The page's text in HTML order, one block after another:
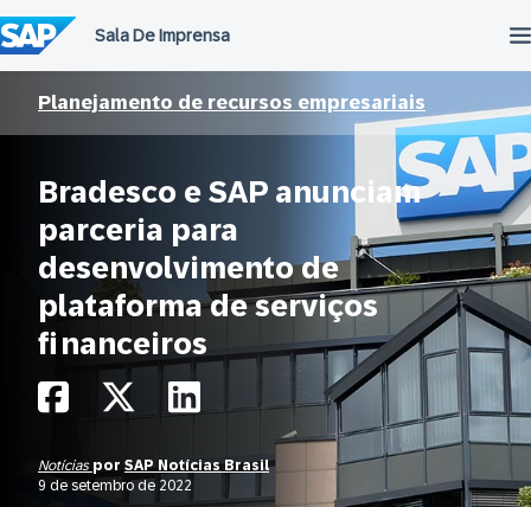
para
o
conteúdo
Planejamento de recursos empresariais
Bradesco e SAP anunciam
parceria para
desenvolvimento de
plataforma de serviços
financeiros
Notícias por SAP Notícias Brasil
9 de setembro de 2022